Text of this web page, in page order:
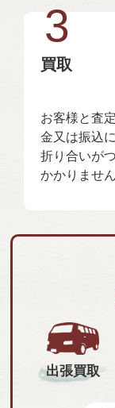
3
買取
お客様と査
金又は振込
折り合いが
かかりません
出張買取